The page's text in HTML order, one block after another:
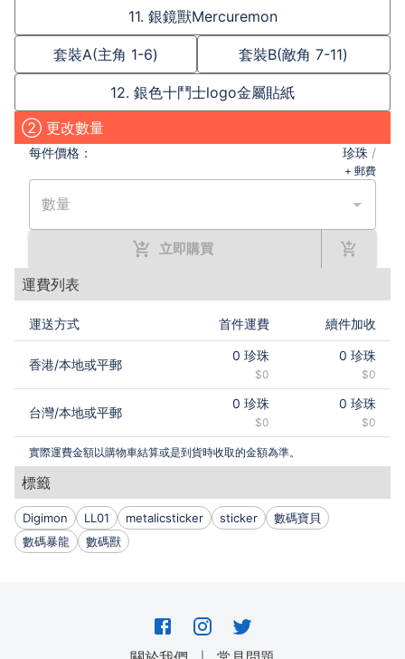
8. Grottemon
9. Ranamon
10. Arbormon
11. Mercuremon
Available sell in separately, please PM me:)(fb:
@digimon.rise/ ig: ris.ce)
Send to
Hong Kong: 15-30HKD
Taiwan: from 40HKD/150TWD
Other: please PM for detail
(´･ω･`) Please be careful the sharp edge and thank
you for your support.
11. 銀鏡獸Mercuremon
套裝A(主角 1-6) 套裝B(敵角 7-11)
12. 銀色十鬥士logo金屬貼紙
② 更改數量
每件價格： 珍珠 /
+ 郵費
數量
立即購買
運費列表
運送方式 首件運費 續件加收
香港/本地或平郵
0 珍珠
$0
0 珍珠
$0
台灣/本地或平郵
0 珍珠
$0
0 珍珠
$0
實際運費金額以購物車結算或是到貨時收取的金額為準。
標籤
Digimon LL01 metalicsticker sticker
數碼寶貝
數碼暴龍
數碼獸
｜